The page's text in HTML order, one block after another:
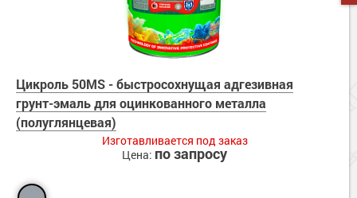
Цикроль 50MS - быстросохнущая адгезивная
грунт-эмаль для оцинкованного металла
(полуглянцевая)
Изготавливается под заказ
Цена: по запросу